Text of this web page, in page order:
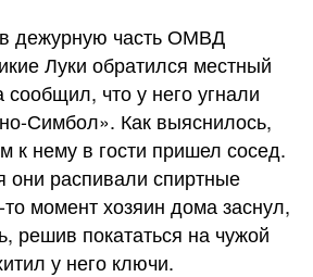
дежурную часть ОМВД
Луки обратился местный
что у него угнали
Симбол». Как выяснилось,
к нему в гости пришел сосед.
они распивали спиртные
то момент хозяин дома заснул,
решив покататься на чужой
у него ключи.